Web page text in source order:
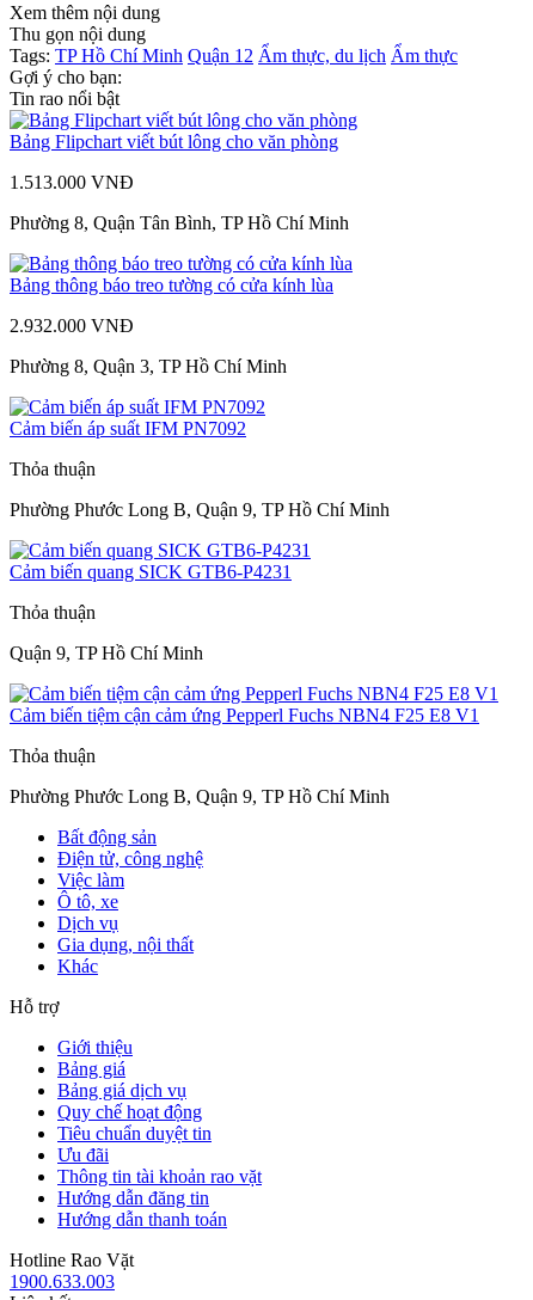
Xem thêm nội dung
Thu gọn nội dung
Tags: TP Hồ Chí Minh Quận 12 Ẩm thực, du lịch Ẩm thực
Gợi ý cho bạn:
Tin rao nổi bật
Bảng Flipchart viết bút lông cho văn phòng
1.513.000 VNĐ
Phường 8, Quận Tân Bình, TP Hồ Chí Minh
Bảng thông báo treo tường có cửa kính lùa
2.932.000 VNĐ
Phường 8, Quận 3, TP Hồ Chí Minh
Cảm biến áp suất IFM PN7092
Thỏa thuận
Phường Phước Long B, Quận 9, TP Hồ Chí Minh
Cảm biến quang SICK GTB6-P4231
Thỏa thuận
Quận 9, TP Hồ Chí Minh
Cảm biến tiệm cận cảm ứng Pepperl Fuchs NBN4 F25 E8 V1
Thỏa thuận
Phường Phước Long B, Quận 9, TP Hồ Chí Minh
Bất động sản
Điện tử, công nghệ
Việc làm
Ô tô, xe
Dịch vụ
Gia dụng, nội thất
Khác
Hỗ trợ
Giới thiệu
Bảng giá
Bảng giá dịch vụ
Quy chế hoạt động
Tiêu chuẩn duyệt tin
Ưu đãi
Thông tin tài khoản rao vặt
Hướng dẫn đăng tin
Hướng dẫn thanh toán
Hotline Rao Vặt
1900.633.003